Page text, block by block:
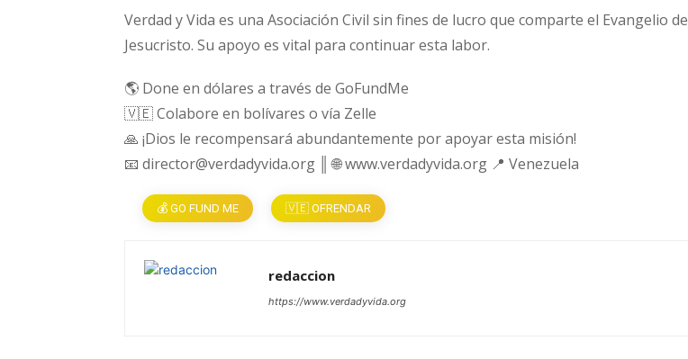
Verdad y Vida es una Asociación Civil sin fines de lucro que comparte el Evangelio de
Jesucristo. Su apoyo es vital para continuar esta labor.
🌎 Done en dólares a través de GoFundMe
🇻🇪 Colabore en bolívares o vía Zelle
🙏 ¡Dios le recompensará abundantemente por apoyar esta misión!
📧 director@verdadyvida.org ║ 🌐 www.verdadyvida.org 📍 Venezuela
💰 GO FUND ME 🇻🇪 OFRENDAR
redaccion
https://www.verdadyvida.org